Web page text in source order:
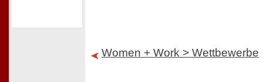
Women + Work > Wettbewerbe